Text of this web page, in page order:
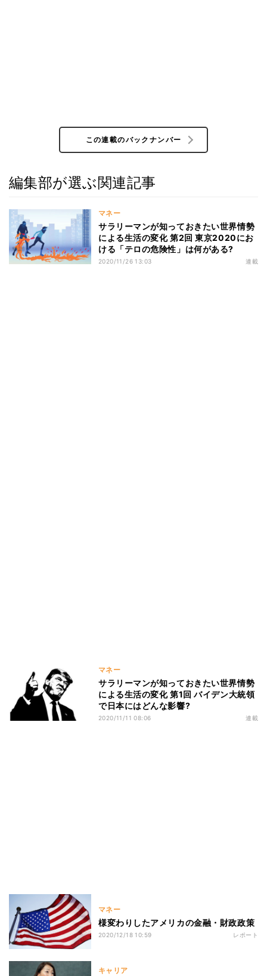
この連載のバックナンバー
編集部が選ぶ関連記事
マネー
サラリーマンが知っておきたい世界情勢
による生活の変化 第2回 東京2020にお
ける「テロの危険性」は何がある?
2020/11/26 13:03 連載
マネー
サラリーマンが知っておきたい世界情勢
による生活の変化 第1回 バイデン大統領
で日本にはどんな影響?
2020/11/11 08:06 連載
マネー
様変わりしたアメリカの金融・財政政策
2020/12/18 10:59 レポート
キャリア